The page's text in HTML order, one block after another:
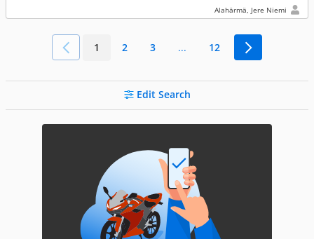
Alahärmä, Jere Niemi
1 2 3 ... 12
Edit Search